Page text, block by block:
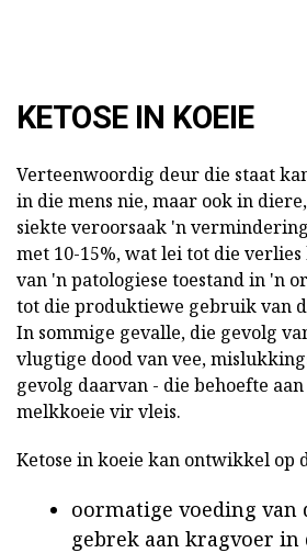
KETOSE IN KOEIE
Verteenwoordig deur die staat
in die mens nie, maar ook in
siekte veroorsaak 'n
met 10-15%, wat lei tot die
van 'n patologiese toestand in 'n
tot die produktiewe gebruik van
In sommige gevalle, die gevolg
vlugtige dood van vee,
gevolg daarvan - die behoefte
melkkoeie vir vleis.
Ketose in koeie kan ontwikkel op
oormatige voeding van
gebrek aan kragvoer in